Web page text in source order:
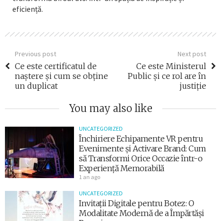
eficiență.
Previous post
Ce este certificatul de
naștere și cum se obține
un duplicat
Next post
Ce este Ministerul
Public și ce rol are în
justiție
You may also like
UNCATEGORIZED
Închiriere Echipamente VR pentru
Evenimente și Activare Brand: Cum
să Transformi Orice Occazie într-o
Experiență Memorabilă
1 an ago
UNCATEGORIZED
Invitații Digitale pentru Botez: O
Modalitate Modernă de a Împărtăși